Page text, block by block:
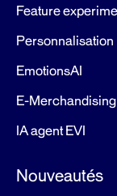
Feature
Personnalisation
EmotionsAI
E-Merchandising
IA agent EVI
Nouveautés